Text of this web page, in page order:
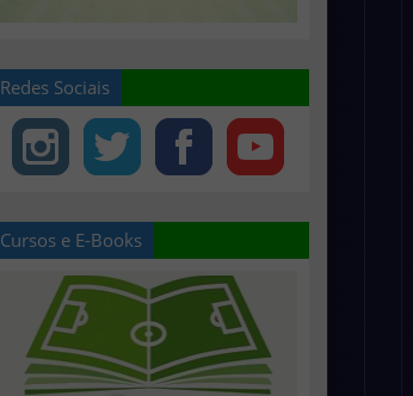
Redes Sociais
Cursos e E-Books